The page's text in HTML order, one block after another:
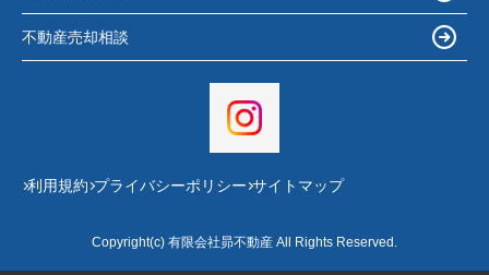
不動産売却相談
利用規約 プライバシーポリシー サイトマップ
Copyright(c) 有限会社昴不動産 All Rights Reserved.